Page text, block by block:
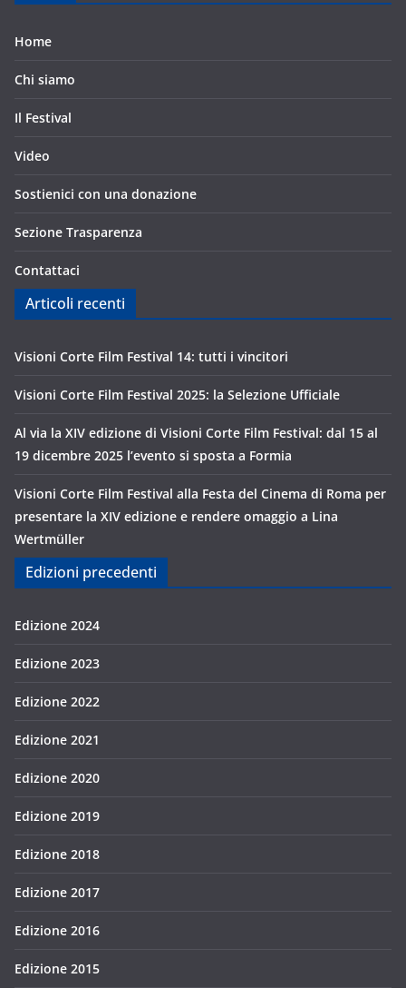
Home
Chi siamo
Il Festival
Video
Sostienici con una donazione
Sezione Trasparenza
Contattaci
Articoli recenti
Visioni Corte Film Festival 14: tutti i vincitori
Visioni Corte Film Festival 2025: la Selezione Ufficiale
Al via la XIV edizione di Visioni Corte Film Festival: dal 15 al
19 dicembre 2025 l’evento si sposta a Formia
Visioni Corte Film Festival alla Festa del Cinema di Roma per
presentare la XIV edizione e rendere omaggio a Lina
Wertmüller
Edizioni precedenti
Edizione 2024
Edizione 2023
Edizione 2022
Edizione 2021
Edizione 2020
Edizione 2019
Edizione 2018
Edizione 2017
Edizione 2016
Edizione 2015